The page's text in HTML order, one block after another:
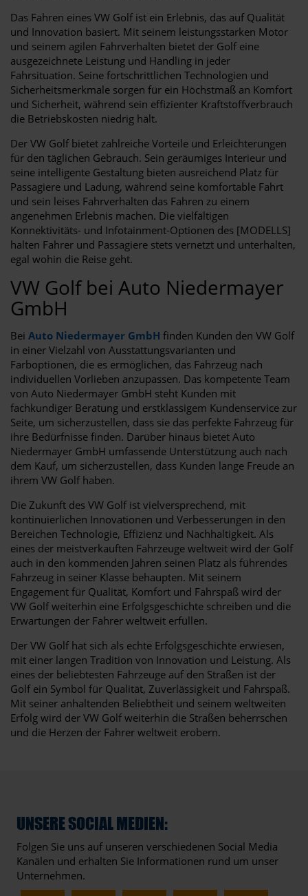
Das Fahren eines VW Golf ist ein Erlebnis, das auf Qualität
und Innovation basiert. Mit seinem leistungsstarken Motor
und seinem agilen Fahrverhalten bietet der Golf eine
ausgezeichnete Leistung und Handling in jeder
Fahrsituation. Seine fortschrittlichen Technologien und
Sicherheitsmerkmale sorgen für ein Höchstmaß an Komfort
und Sicherheit, während sein effizienter Kraftstoffverbrauch
die Betriebskosten niedrig hält.
Der VW Golf bietet zahlreiche Vorteile und Erleichterungen
für den täglichen Gebrauch. Sein geräumiges Interieur und
seine intelligente Gestaltung bieten ausreichend Platz für
Passagiere und Ladung, während seine komfortable Fahrt
und sein leises Fahrverhalten das Fahren zu einem
angenehmen Erlebnis machen. Die vielfältigen
Konnektivitäts- und Infotainment-Optionen des [MODELLS]
halten Fahrer und Passagiere stets vernetzt und unterhalten,
egal wohin die Reise geht.
VW Golf bei Auto Niedermayer
GmbH
Bei Auto Niedermayer GmbH finden Kunden den VW Golf
in einer Vielzahl von Ausstattungsvarianten und
Farboptionen, die es ermöglichen, das Fahrzeug nach
individuellen Vorlieben anzupassen. Das kompetente Team
von Auto Niedermayer GmbH steht Kunden mit
fachkundiger Beratung und erstklassigem Kundenservice zur
Seite, um sicherzustellen, dass sie das perfekte Fahrzeug für
ihre Bedürfnisse finden. Darüber hinaus bietet Auto
Niedermayer GmbH umfassende Unterstützung auch nach
dem Kauf, um sicherzustellen, dass Kunden lange Freude an
ihrem VW Golf haben.
Die Zukunft des VW Golf ist vielversprechend, mit
kontinuierlichen Innovationen und Verbesserungen in den
Bereichen Technologie, Effizienz und Nachhaltigkeit. Als
eines der meistverkauften Fahrzeuge weltweit wird der Golf
auch in den kommenden Jahren seinen Platz als führendes
Fahrzeug in seiner Klasse behaupten. Mit seinem
Engagement für Qualität, Komfort und Fahrspaß wird der
VW Golf weiterhin eine Erfolgsgeschichte schreiben und die
Erwartungen der Fahrer weltweit erfüllen.
Der VW Golf hat sich als echte Erfolgsgeschichte erwiesen,
mit einer langen Tradition von Innovation und Leistung. Als
eines der beliebtesten Fahrzeuge auf den Straßen ist der
Golf ein Symbol für Qualität, Zuverlässigkeit und Fahrspaß.
Mit seiner anhaltenden Beliebtheit und seinem weltweiten
Erfolg wird der VW Golf weiterhin die Straßen beherrschen
und die Herzen der Fahrer weltweit erobern.
UNSERE SOCIAL MEDIEN:
Folgen Sie uns auf unseren verschiedenen Social Media
Kanälen und erhalten Sie Informationen rund um unser
Unternehmen.